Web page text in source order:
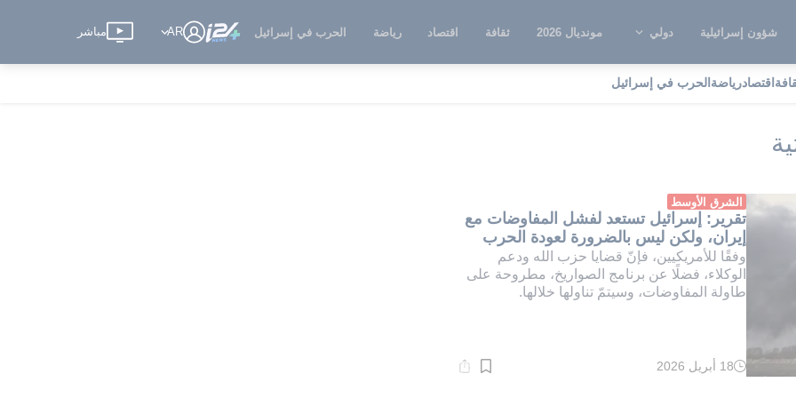
شؤون إسرائيلية دولي مونديال 2026 ثقافة اقتصاد رياضة الحرب في إسرائيل AR مباشر
اقتصادرياضة الحرب في إسرائيلالصواريخ الباليستية
الشرق الأوسط
تقرير: إسرائيل تستعد لفشل المفاوضات مع
إيران، ولكن ليس بالضرورة لعودة الحرب
وفقًا للأمريكيين، فإنّ قضايا حزب الله ودعم
الوكلاء، فضلًا عن برنامج الصواريخ، مطروحة على
طاولة المفاوضات، وسيتمّ تناولها خلالها.
وقت
18 أبريل 2026